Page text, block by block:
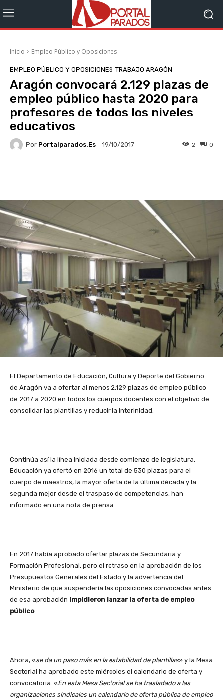
Inicio Empleo Público y Oposiciones
EMPLEO PÚBLICO Y OPOSICIONES TRABAJO ARAGÓN
Aragón convocará 2.129 plazas de
empleo público hasta 2020 para
profesores de todos los niveles
educativos
Por Portalparados.es 19/10/2017 0
2
El Departamento de Educación, Cultura y Deporte del Gobierno
de Aragón va a ofertar al menos 2.129 plazas de empleo público
de 2017 a 2020 en todos los cuerpos docentes con el objetivo de
consolidar las plantillas y reducir la interinidad.
Continúa así la línea iniciada desde comienzo de legislatura.
Educación ya ofertó en 2016 un total de 530 plazas para el
cuerpo de maestros, la mayor oferta de la última década y la
segunda mejor desde el traspaso de competencias, han
informado en una nota de prensa.
En 2017 había aprobado ofertar plazas de Secundaria y
Formación Profesional, pero el retraso en la aprobación de los
Presupuestos Generales del Estado y la advertencia del
Ministerio de que suspendería las oposiciones convocadas antes
de esa aprobación impidieron lanzar la oferta de empleo
público.
Ahora, «se da un paso más en la estabilidad de plantillas» y la Mesa
Sectorial ha aprobado este miércoles el calendario de oferta y
convocatoria. «En esta Mesa Sectorial se ha trasladado a las
organizaciones sindicales un calendario de oferta pública de empleo